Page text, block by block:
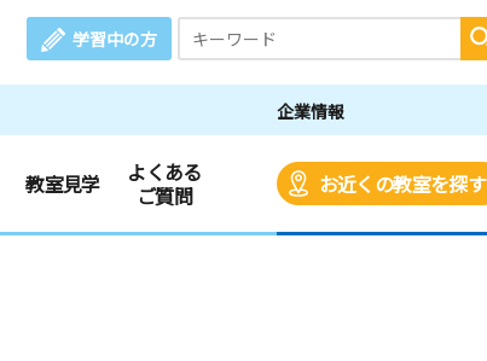
学習中の方
企業情報
教室見学
よくある
ご質問
お近くの教室を探す